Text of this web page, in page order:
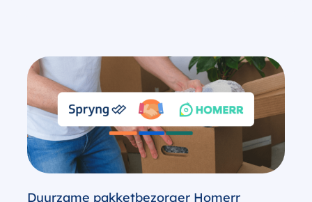
Duurzame pakketbezorger Homerr